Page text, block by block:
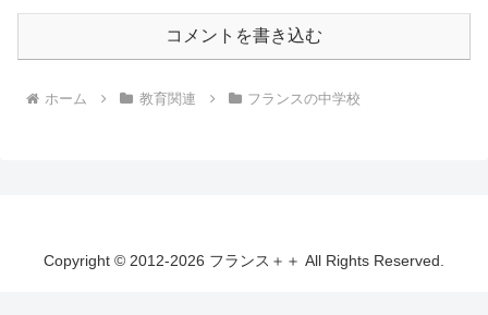
コメントを書き込む
ホーム 教育関連 フランスの中学校
Copyright © 2012-2026 フランス＋＋ All Rights Reserved.